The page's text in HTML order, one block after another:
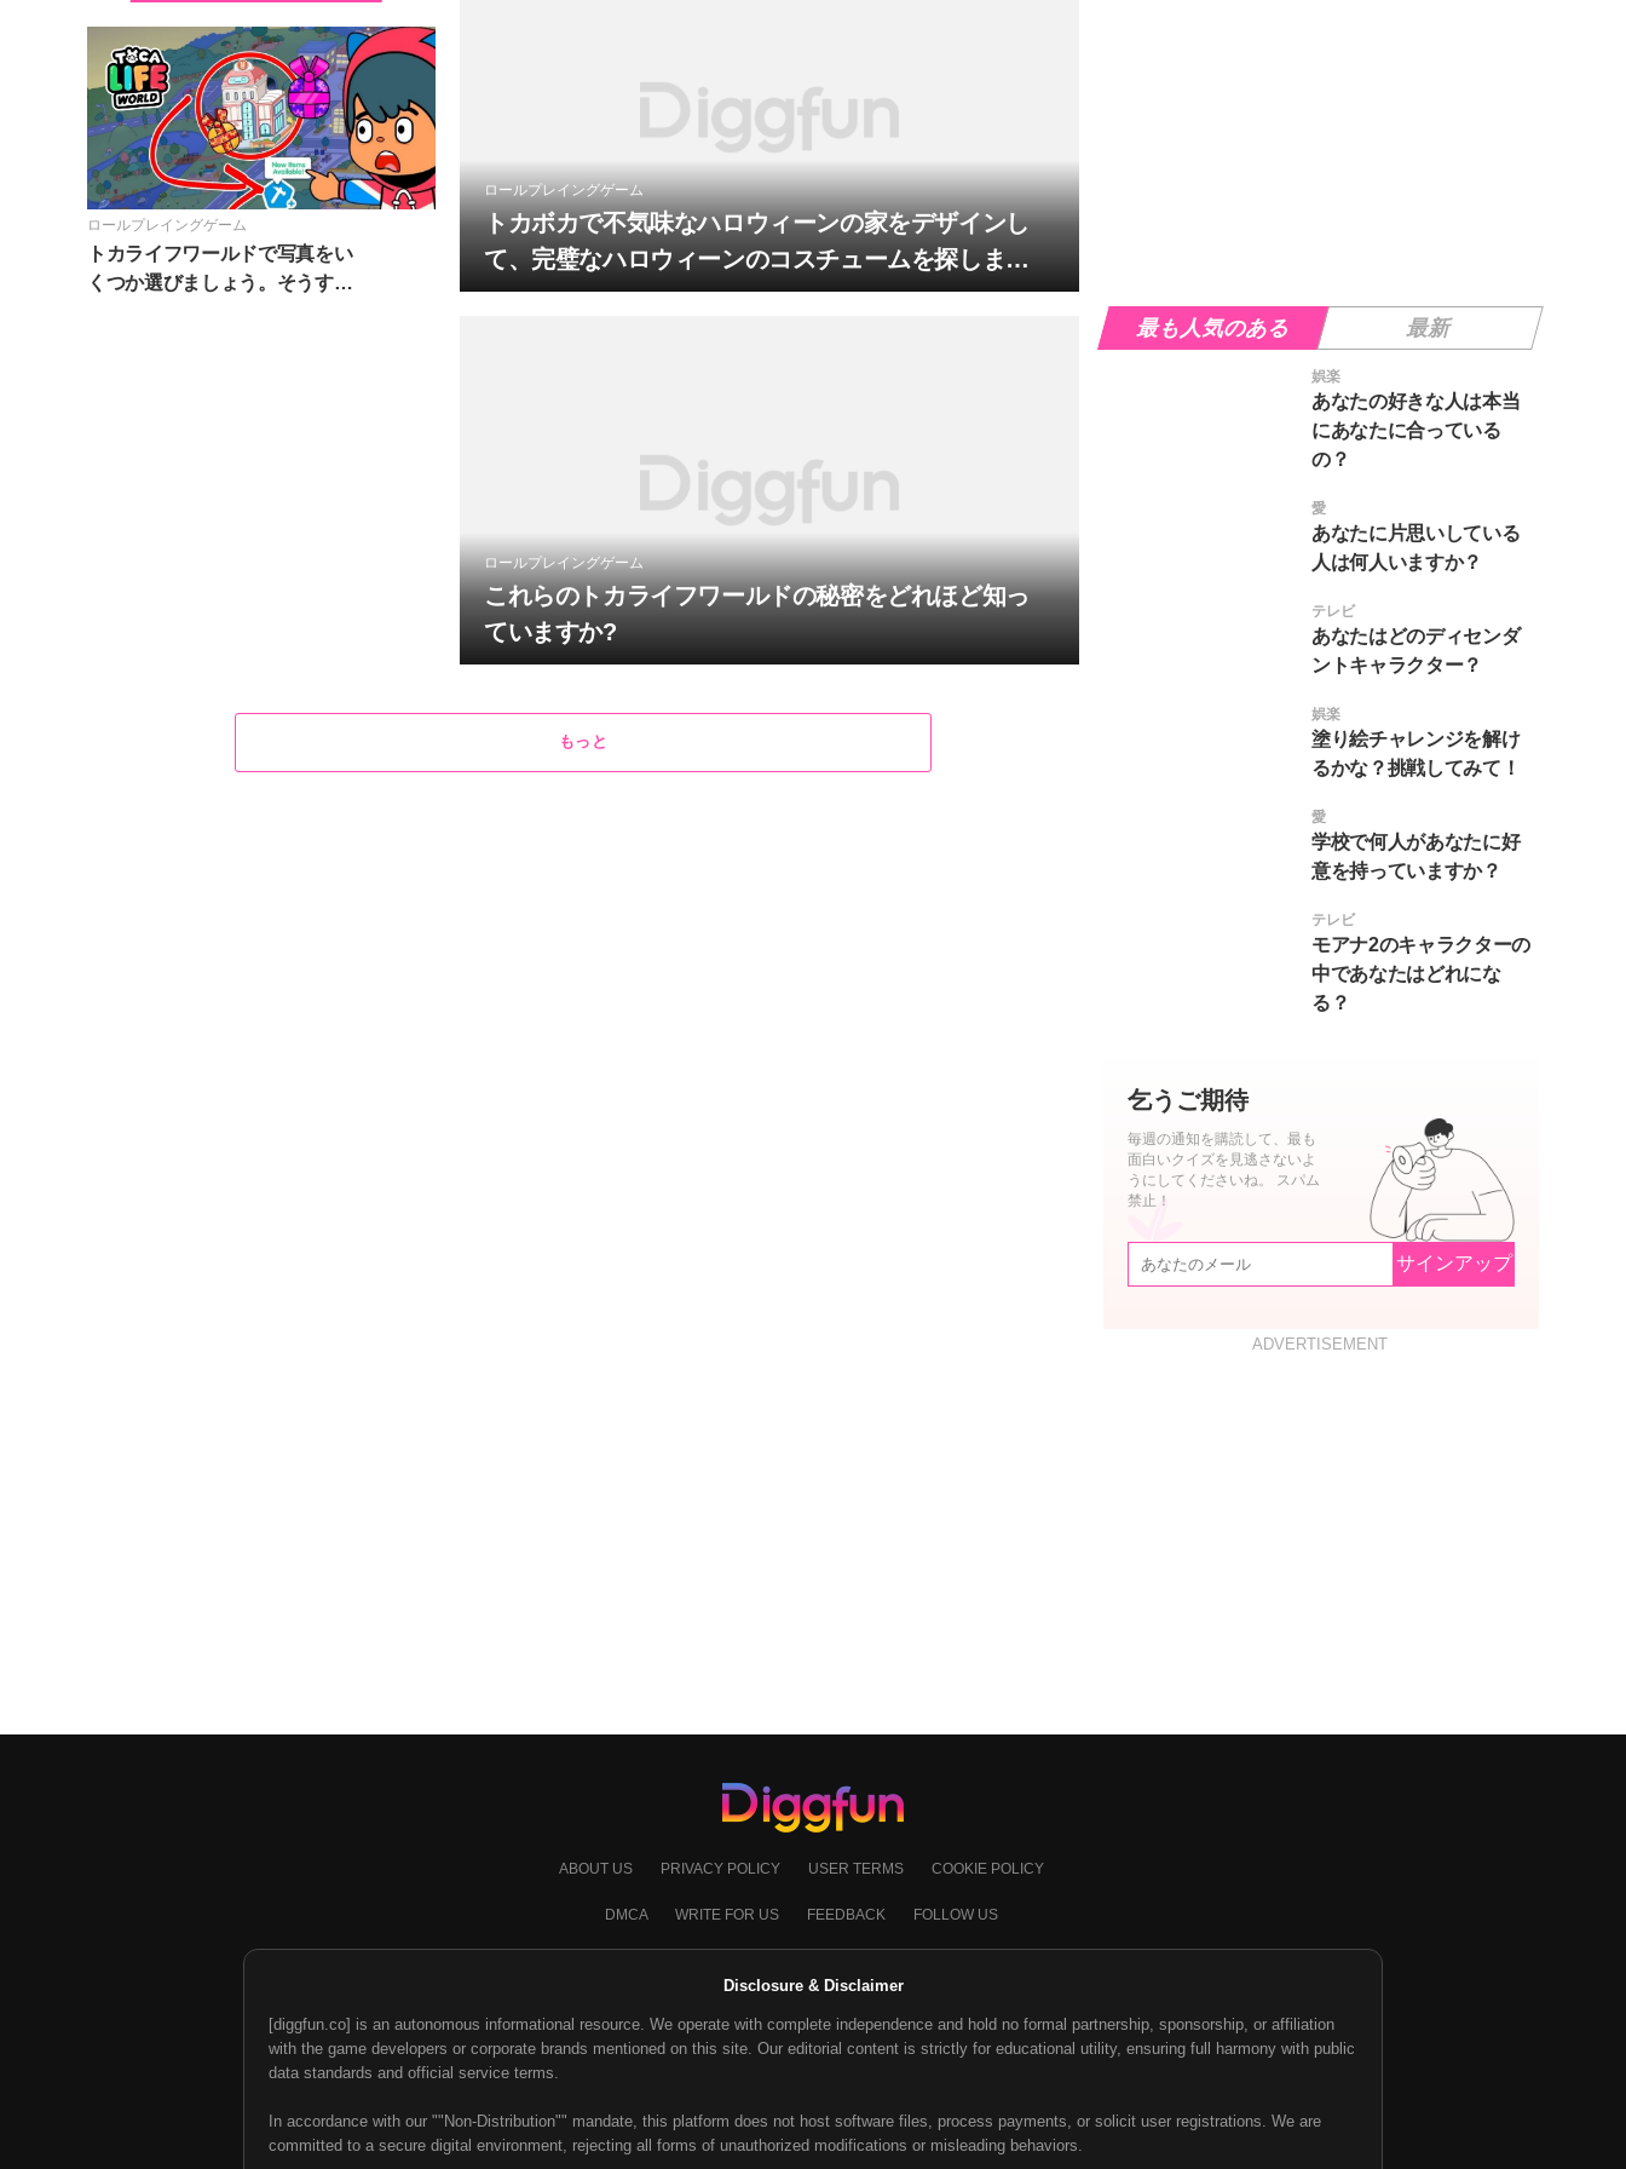
ロールプレイングゲーム
トカライフワールドで写真をい
くつか選びましょう。そうすれ
ロールプレイングゲーム
トカボカで不気味なハロウィーンの家をデザインし
て、完璧なハロウィーンのコスチュームを探しまし
ょう！
ロールプレイングゲーム
これらのトカライフワールドの秘密をどれほど知っ
ていますか?
もっと
最も人気のある
娯楽
あなたの好きな人は本当
にあなたに合っている
の？
愛
あなたに片思いしている
人は何人いますか？
テレビ
あなたはどのディセンダ
ントキャラクター？
娯楽
塗り絵チャレンジを解け
るかな？挑戦してみて！
愛
学校で何人があなたに好
意を持っていますか？
テレビ
モアナ2のキャラクターの
中であなたはどれにな
る？
最新
乞うご期待
毎週の通知を購読して、最も
面白いクイズを見逃さないよ
うにしてくださいね。 スパム
禁止！
サインアップ
ADVERTISEMENT
ABOUT US PRIVACY POLICY USER TERMS COOKIE POLICY
DMCA WRITE FOR US FEEDBACK FOLLOW US
Disclosure & Disclaimer
[diggfun.co] is an autonomous informational resource. We operate with complete independence and hold no formal partnership, sponsorship, or affiliation
with the game developers or corporate brands mentioned on this site. Our editorial content is strictly for educational utility, ensuring full harmony with public
data standards and official service terms.
In accordance with our ""Non-Distribution"" mandate, this platform does not host software files, process payments, or solicit user registrations. We are
committed to a secure digital environment, rejecting all forms of unauthorized modifications or misleading behaviors.